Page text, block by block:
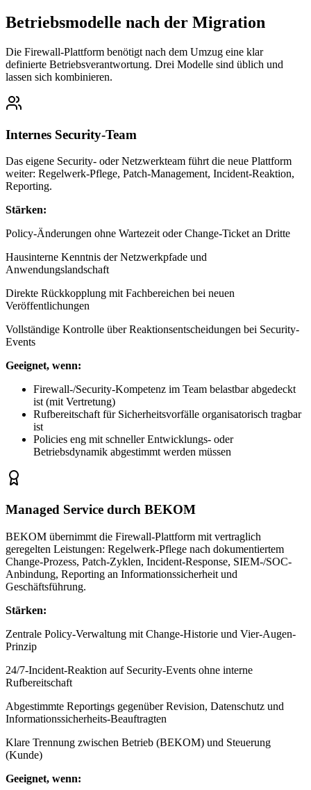
Betriebsmodelle nach der Migration
Die Firewall-Plattform benötigt nach dem Umzug eine klar
definierte Betriebsverantwortung. Drei Modelle sind üblich und
lassen sich kombinieren.
Internes Security-Team
Das eigene Security- oder Netzwerkteam führt die neue Plattform
weiter: Regelwerk-Pflege, Patch-Management, Incident-Reaktion,
Reporting.
Stärken:
Policy-Änderungen ohne Wartezeit oder Change-Ticket an Dritte
Hausinterne Kenntnis der Netzwerkpfade und
Anwendungslandschaft
Direkte Rückkopplung mit Fachbereichen bei neuen
Veröffentlichungen
Vollständige Kontrolle über Reaktionsentscheidungen bei Security-
Events
Geeignet, wenn:
Firewall-/Security-Kompetenz im Team belastbar abgedeckt
ist (mit Vertretung)
Rufbereitschaft für Sicherheitsvorfälle organisatorisch tragbar
ist
Policies eng mit schneller Entwicklungs- oder
Betriebsdynamik abgestimmt werden müssen
Managed Service durch BEKOM
BEKOM übernimmt die Firewall-Plattform mit vertraglich
geregelten Leistungen: Regelwerk-Pflege nach dokumentiertem
Change-Prozess, Patch-Zyklen, Incident-Response, SIEM-/SOC-
Anbindung, Reporting an Informationssicherheit und
Geschäftsführung.
Stärken:
Zentrale Policy-Verwaltung mit Change-Historie und Vier-Augen-
Prinzip
24/7-Incident-Reaktion auf Security-Events ohne interne
Rufbereitschaft
Abgestimmte Reportings gegenüber Revision, Datenschutz und
Informationssicherheits-Beauftragten
Klare Trennung zwischen Betrieb (BEKOM) und Steuerung
(Kunde)
Geeignet, wenn: